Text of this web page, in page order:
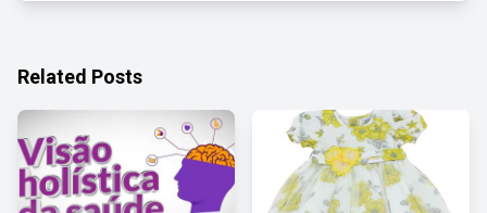
Related Posts